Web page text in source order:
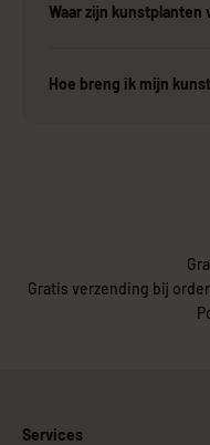
Waar zijn kunstplanten
Hoe breng ik mijn
Gratis verzending bij
Services